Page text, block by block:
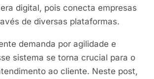
digital, pois conecta empresas
de diversas plataformas.
demanda por agilidade e
sistema se torna crucial para o
ao cliente. Neste post,